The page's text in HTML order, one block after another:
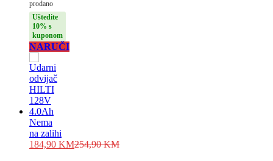
prodano
Uštedite
10% s
kuponom
NARUČI
Nema
na zalihi
184,90 KM254,90KM